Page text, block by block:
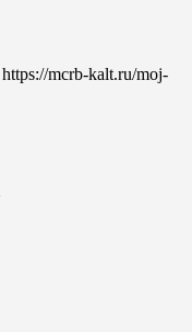
https://mcrb-kalt.ru/moj-